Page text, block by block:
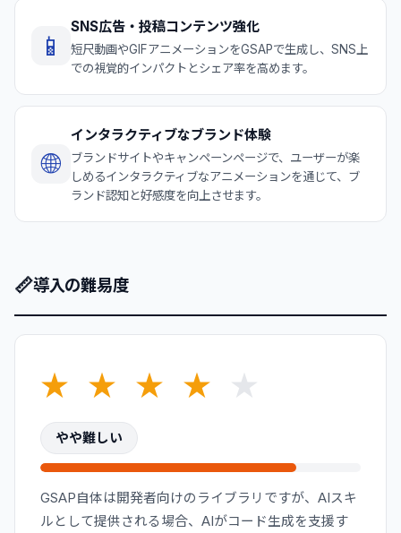
📱
SNS広告・投稿コンテンツ強化
短尺動画やGIFアニメーションをGSAPで生成し、SNS上
での視覚的インパクトとシェア率を高めます。
🌐
インタラクティブなブランド体験
ブランドサイトやキャンペーンページで、ユーザーが楽
しめるインタラクティブなアニメーションを通じて、ブ
ランド認知と好感度を向上させます。
📏導入の難易度
★ ★ ★ ★ ★
やや難しい
GSAP自体は開発者向けのライブラリですが、AIスキ
ルとして提供される場合、AIがコード生成を支援す